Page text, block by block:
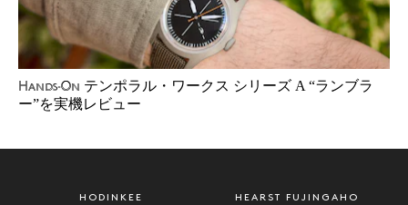
Hands-On テンポラル・ワークス シリーズ A “ランブラ
ー”を実機レビュー
HODINKEE HEARST FUJINGAHO